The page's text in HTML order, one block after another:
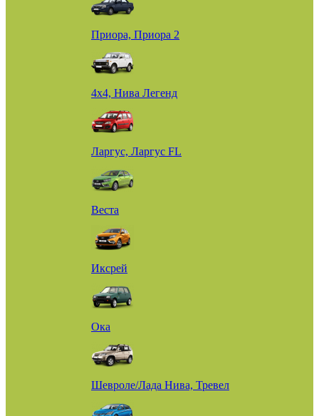
Приора, Приора 2
4х4, Нива Легенд
Ларгус, Ларгус FL
Веста
Иксрей
Ока
Шевроле/Лада Нива, Тревел